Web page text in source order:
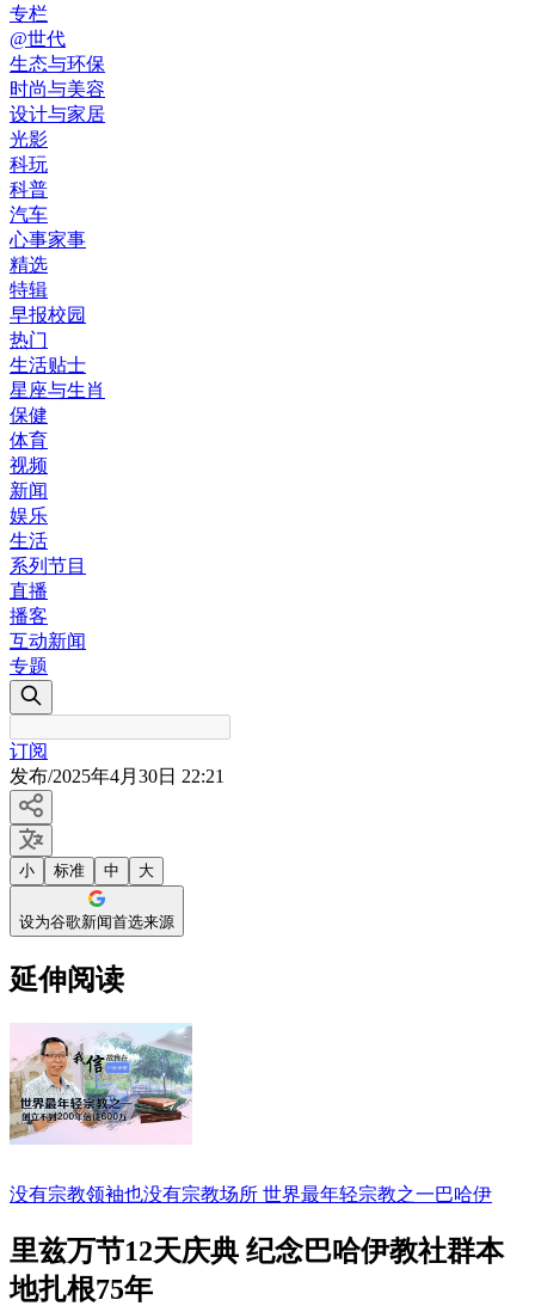
专栏
@世代
生态与环保
时尚与美容
设计与家居
光影
科玩
科普
汽车
心事家事
精选
特辑
早报校园
热门
生活贴士
星座与生肖
保健
体育
视频
新闻
娱乐
生活
系列节目
直播
播客
互动新闻
专题
订阅
发布/2025年4月30日 22:21
小 标准 中 大
设为谷歌新闻首选来源
延伸阅读
没有宗教领袖也没有宗教场所 世界最年轻宗教之一巴哈伊
里兹万节12天庆典 纪念巴哈伊教社群本
地扎根75年